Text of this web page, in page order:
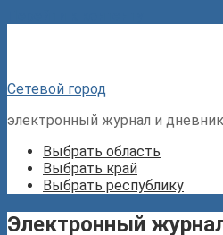
Сетевой город
электронный журнал и дневник
Выбрать область
Выбрать край
Выбрать республику
Электронный